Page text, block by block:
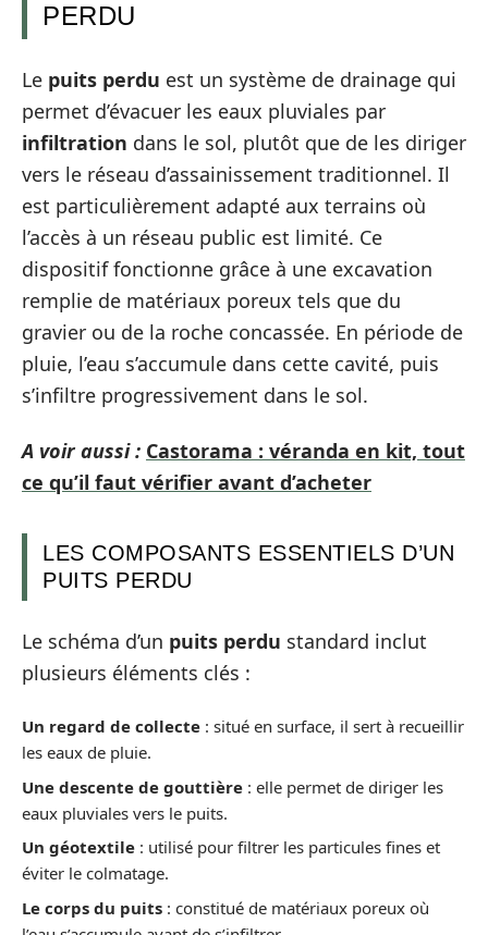
PERDU
Le puits perdu est un système de drainage qui
permet d’évacuer les eaux pluviales par
infiltration dans le sol, plutôt que de les diriger
vers le réseau d’assainissement traditionnel. Il
est particulièrement adapté aux terrains où
l’accès à un réseau public est limité. Ce
dispositif fonctionne grâce à une excavation
remplie de matériaux poreux tels que du
gravier ou de la roche concassée. En période de
pluie, l’eau s’accumule dans cette cavité, puis
s’infiltre progressivement dans le sol.
A voir aussi : Castorama : véranda en kit, tout
ce qu’il faut vérifier avant d’acheter
LES COMPOSANTS ESSENTIELS D’UN
PUITS PERDU
Le schéma d’un puits perdu standard inclut
plusieurs éléments clés :
Un regard de collecte : situé en surface, il sert à recueillir
les eaux de pluie.
Une descente de gouttière : elle permet de diriger les
eaux pluviales vers le puits.
Un géotextile : utilisé pour filtrer les particules fines et
éviter le colmatage.
Le corps du puits : constitué de matériaux poreux où